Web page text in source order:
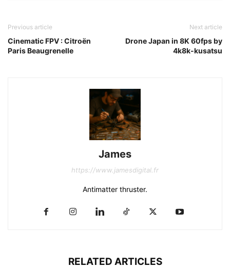
Previous article
Cinematic FPV : Citroën
Paris Beaugrenelle
Next article
Drone Japan in 8K 60fps by
4k8k-kusatsu
James
https://www.jamesdigital.fr
Antimatter thruster.
RELATED ARTICLES